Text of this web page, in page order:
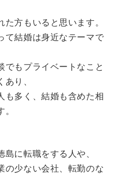
方もいると思います。
て結婚は身近なテーマで
でもプライベートなこと
り、
も多く、結婚も含めた相
に転職をする人や、
の少ない会社、転勤のな